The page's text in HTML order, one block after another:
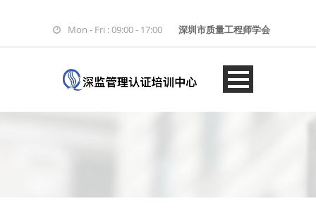
Mon - Fri : 09:00 - 17:00 深圳市质量工程师学会